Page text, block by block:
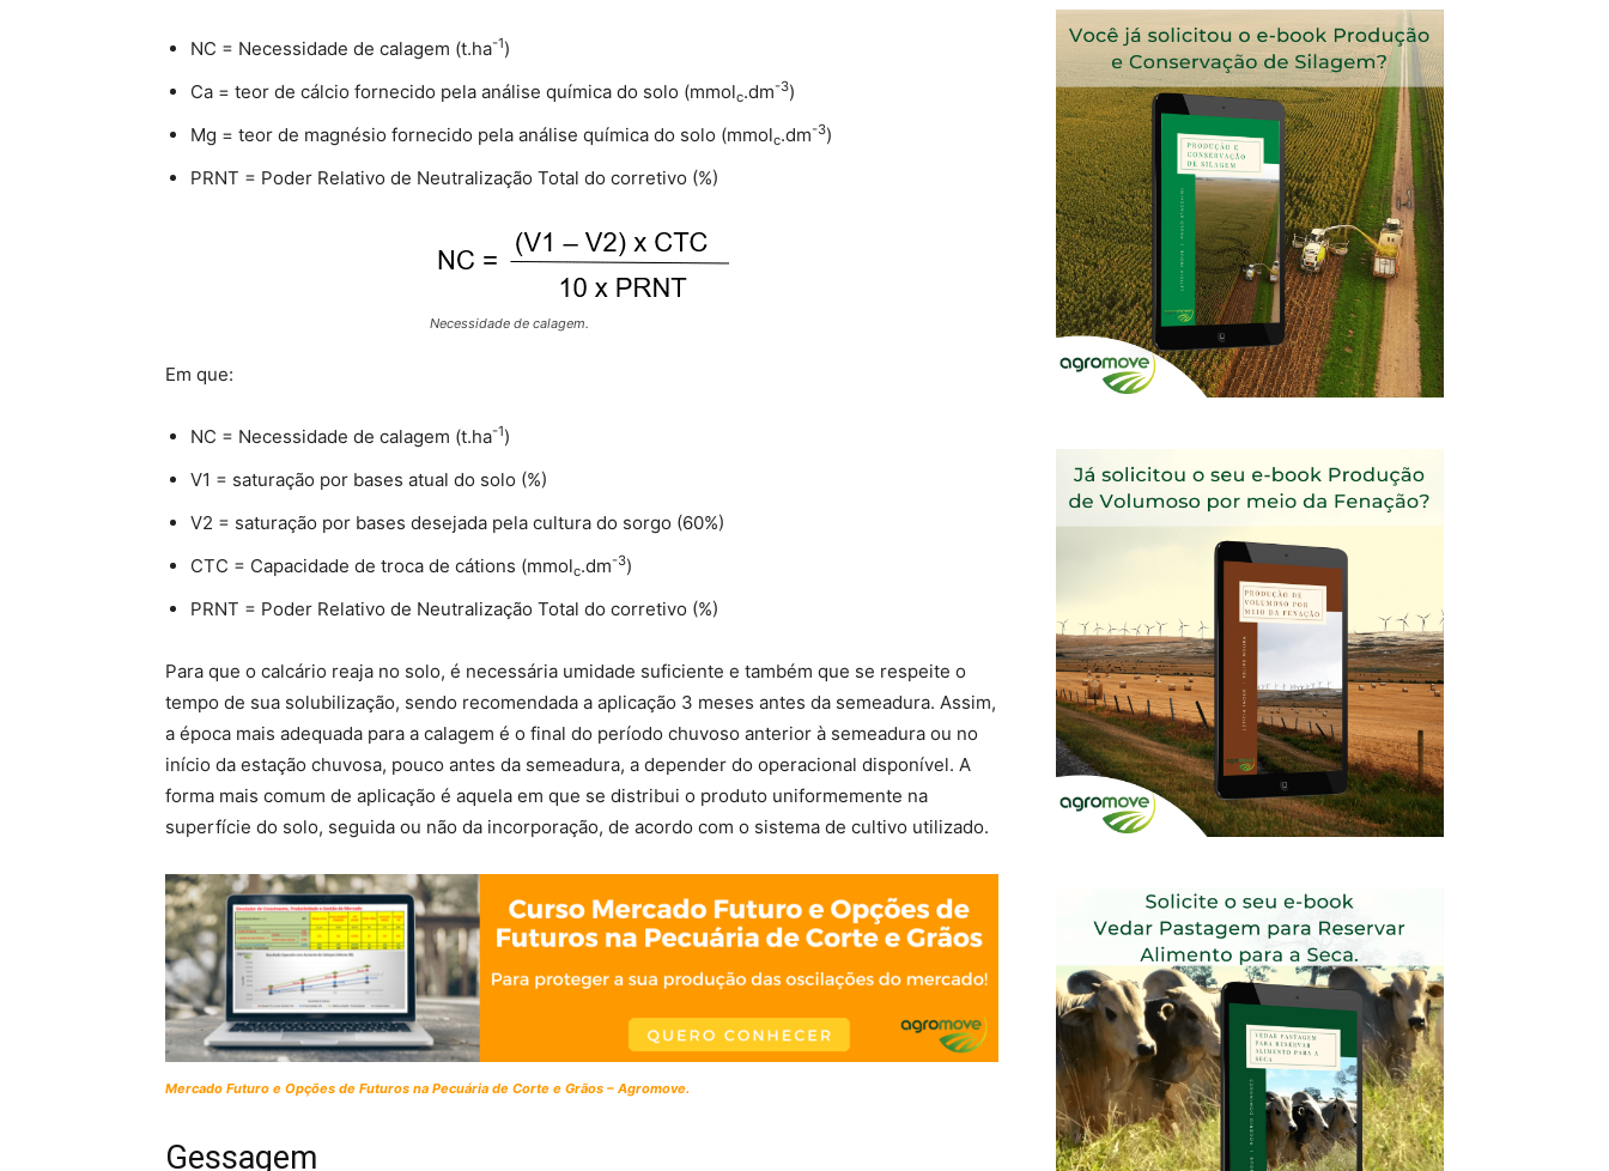
NC = Necessidade de calagem (t.ha-1)
Ca = teor de cálcio fornecido pela análise química do solo (mmolc.dm-3)
Mg = teor de magnésio fornecido pela análise química do solo (mmolc.dm-3)
PRNT = Poder Relativo de Neutralização Total do corretivo (%)
Necessidade de calagem.
Em que:
NC = Necessidade de calagem (t.ha-1)
V1 = saturação por bases atual do solo (%)
V2 = saturação por bases desejada pela cultura do sorgo (60%)
CTC = Capacidade de troca de cátions (mmolc.dm-3)
PRNT = Poder Relativo de Neutralização Total do corretivo (%)
Para que o calcário reaja no solo, é necessária umidade suficiente e também que se respeite o
tempo de sua solubilização, sendo recomendada a aplicação 3 meses antes da semeadura. Assim,
a época mais adequada para a calagem é o final do período chuvoso anterior à semeadura ou no
início da estação chuvosa, pouco antes da semeadura, a depender do operacional disponível. A
forma mais comum de aplicação é aquela em que se distribui o produto uniformemente na
superfície do solo, seguida ou não da incorporação, de acordo com o sistema de cultivo utilizado.
Mercado Futuro e Opções de Futuros na Pecuária de Corte e Grãos – Agromove.
Gessagem